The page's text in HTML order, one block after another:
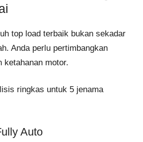
top load terbaik bukan sekadar
Anda perlu pertimbangkan
ketahanan motor.
ringkas untuk 5 jenama
Auto